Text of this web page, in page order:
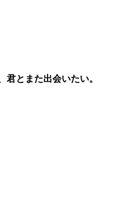
君とまた出会いたい。